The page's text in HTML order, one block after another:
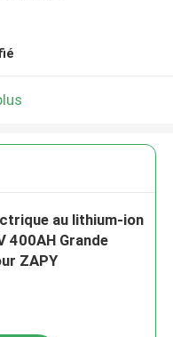
au lithium-ion
400AH Grande
ZAPY